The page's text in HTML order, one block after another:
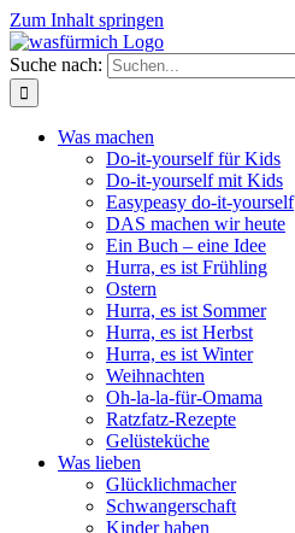
Zum Inhalt springen
Suche nach:
Was machen
Do-it-yourself für Kids
Do-it-yourself mit Kids
Easypeasy do-it-yourself
DAS machen wir heute
Ein Buch – eine Idee
Hurra, es ist Frühling
Ostern
Hurra, es ist Sommer
Hurra, es ist Herbst
Hurra, es ist Winter
Weihnachten
Oh-la-la-für-Omama
Ratzfatz-Rezepte
Gelüsteküche
Was lieben
Glücklichmacher
Schwangerschaft
Kinder haben